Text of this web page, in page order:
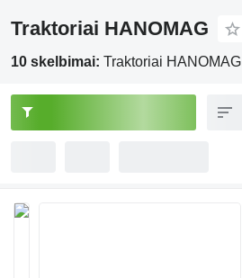
Traktoriai HANOMAG
10 skelbimai: Traktoriai HANOMAG